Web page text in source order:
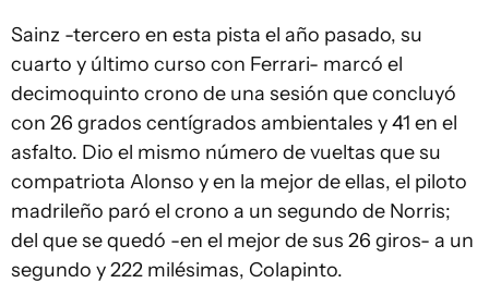
Sainz -tercero en esta pista el año pasado, su
cuarto y último curso con Ferrari- marcó el
decimoquinto crono de una sesión que concluyó
con 26 grados centígrados ambientales y 41 en el
asfalto. Dio el mismo número de vueltas que su
compatriota Alonso y en la mejor de ellas, el piloto
madrileño paró el crono a un segundo de Norris;
del que se quedó -en el mejor de sus 26 giros- a un
segundo y 222 milésimas, Colapinto.